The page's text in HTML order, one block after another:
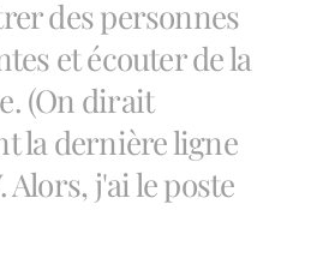
des personnes
et écouter de la
(On dirait
la dernière ligne
Alors, j'ai le poste